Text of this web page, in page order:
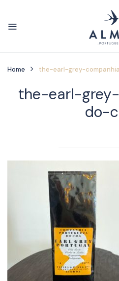
Home the-earl-grey-
the-earl-
do-